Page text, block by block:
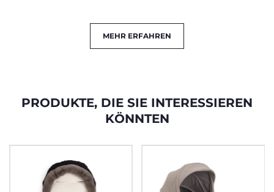
MEHR ERFAHREN
PRODUKTE, DIE SIE INTERESSIEREN
KÖNNTEN